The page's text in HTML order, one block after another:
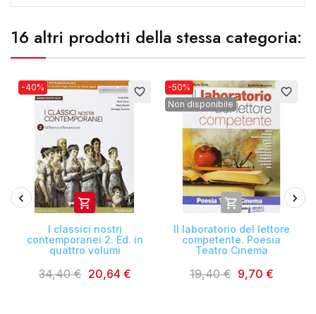
16 altri prodotti della stessa categoria:
favorite_border
-40%

I classici nostri
contemporanei 2. Ed. in
quattro volumi
34,40 € 20,64 €
favorite_border
-50%
Non disponibile

Il laboratorio del lettore
competente. Poesia
Teatro Cinema
19,40 € 9,70 €